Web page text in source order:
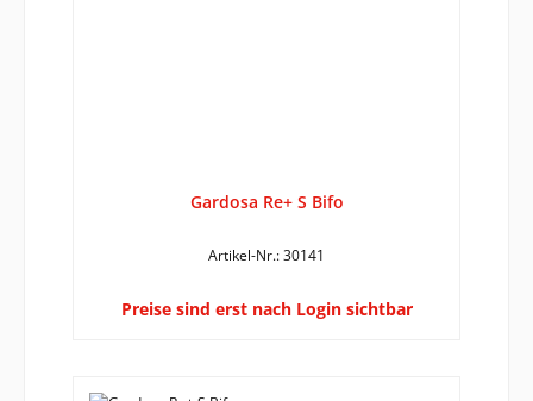
Gardosa Re+ S Bifo
Artikel-Nr.: 30141
Preise sind erst nach Login sichtbar